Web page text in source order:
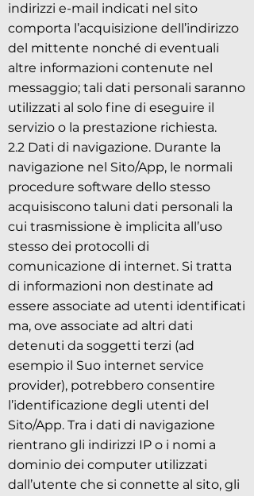
indirizzi e-mail indicati nel sito
comporta l’acquisizione dell’indirizzo
del mittente nonché di eventuali
altre informazioni contenute nel
messaggio; tali dati personali saranno
utilizzati al solo fine di eseguire il
servizio o la prestazione richiesta.
2.2 Dati di navigazione. Durante la
navigazione nel Sito/App, le normali
procedure software dello stesso
acquisiscono taluni dati personali la
cui trasmissione è implicita all’uso
stesso dei protocolli di
comunicazione di internet. Si tratta
di informazioni non destinate ad
essere associate ad utenti identificati
ma, ove associate ad altri dati
detenuti da soggetti terzi (ad
esempio il Suo internet service
provider), potrebbero consentire
l’identificazione degli utenti del
Sito/App. Tra i dati di navigazione
rientrano gli indirizzi IP o i nomi a
dominio dei computer utilizzati
dall’utente che si connette al sito, gli